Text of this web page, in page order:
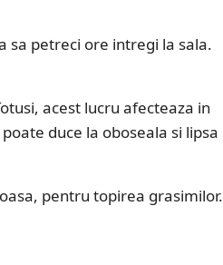
sa petreci ore intregi la sala.
acest lucru afecteaza in
duce la oboseala si lipsa
pentru topirea grasimilor.